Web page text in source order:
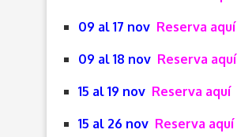
09 al 17 nov Reserva aquí
09 al 18 nov Reserva aquí
15 al 19 nov Reserva aquí
15 al 26 nov Reserva aquí